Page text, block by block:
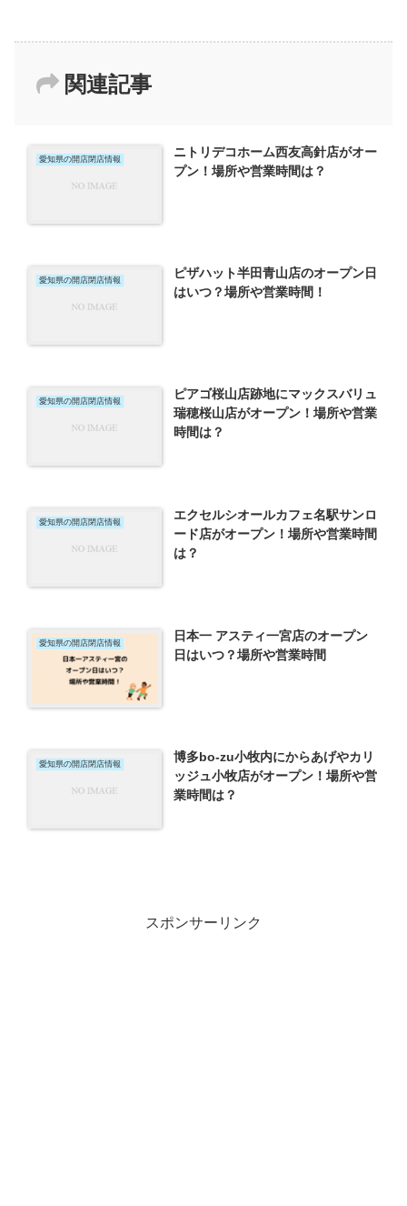
関連記事
愛知県の開店閉店情報
ニトリデコホーム西友高針店がオー
プン！場所や営業時間は？
愛知県の開店閉店情報
ピザハット半田青山店のオープン日
はいつ？場所や営業時間！
愛知県の開店閉店情報
ピアゴ桜山店跡地にマックスバリュ
瑞穂桜山店がオープン！場所や営業
時間は？
愛知県の開店閉店情報
エクセルシオールカフェ名駅サンロ
ード店がオープン！場所や営業時間
は？
愛知県の開店閉店情報
日本一 アスティ一宮店のオープン
日はいつ？場所や営業時間
愛知県の開店閉店情報
博多bo-zu小牧内にからあげやカリ
ッジュ小牧店がオープン！場所や営
業時間は？
スポンサーリンク